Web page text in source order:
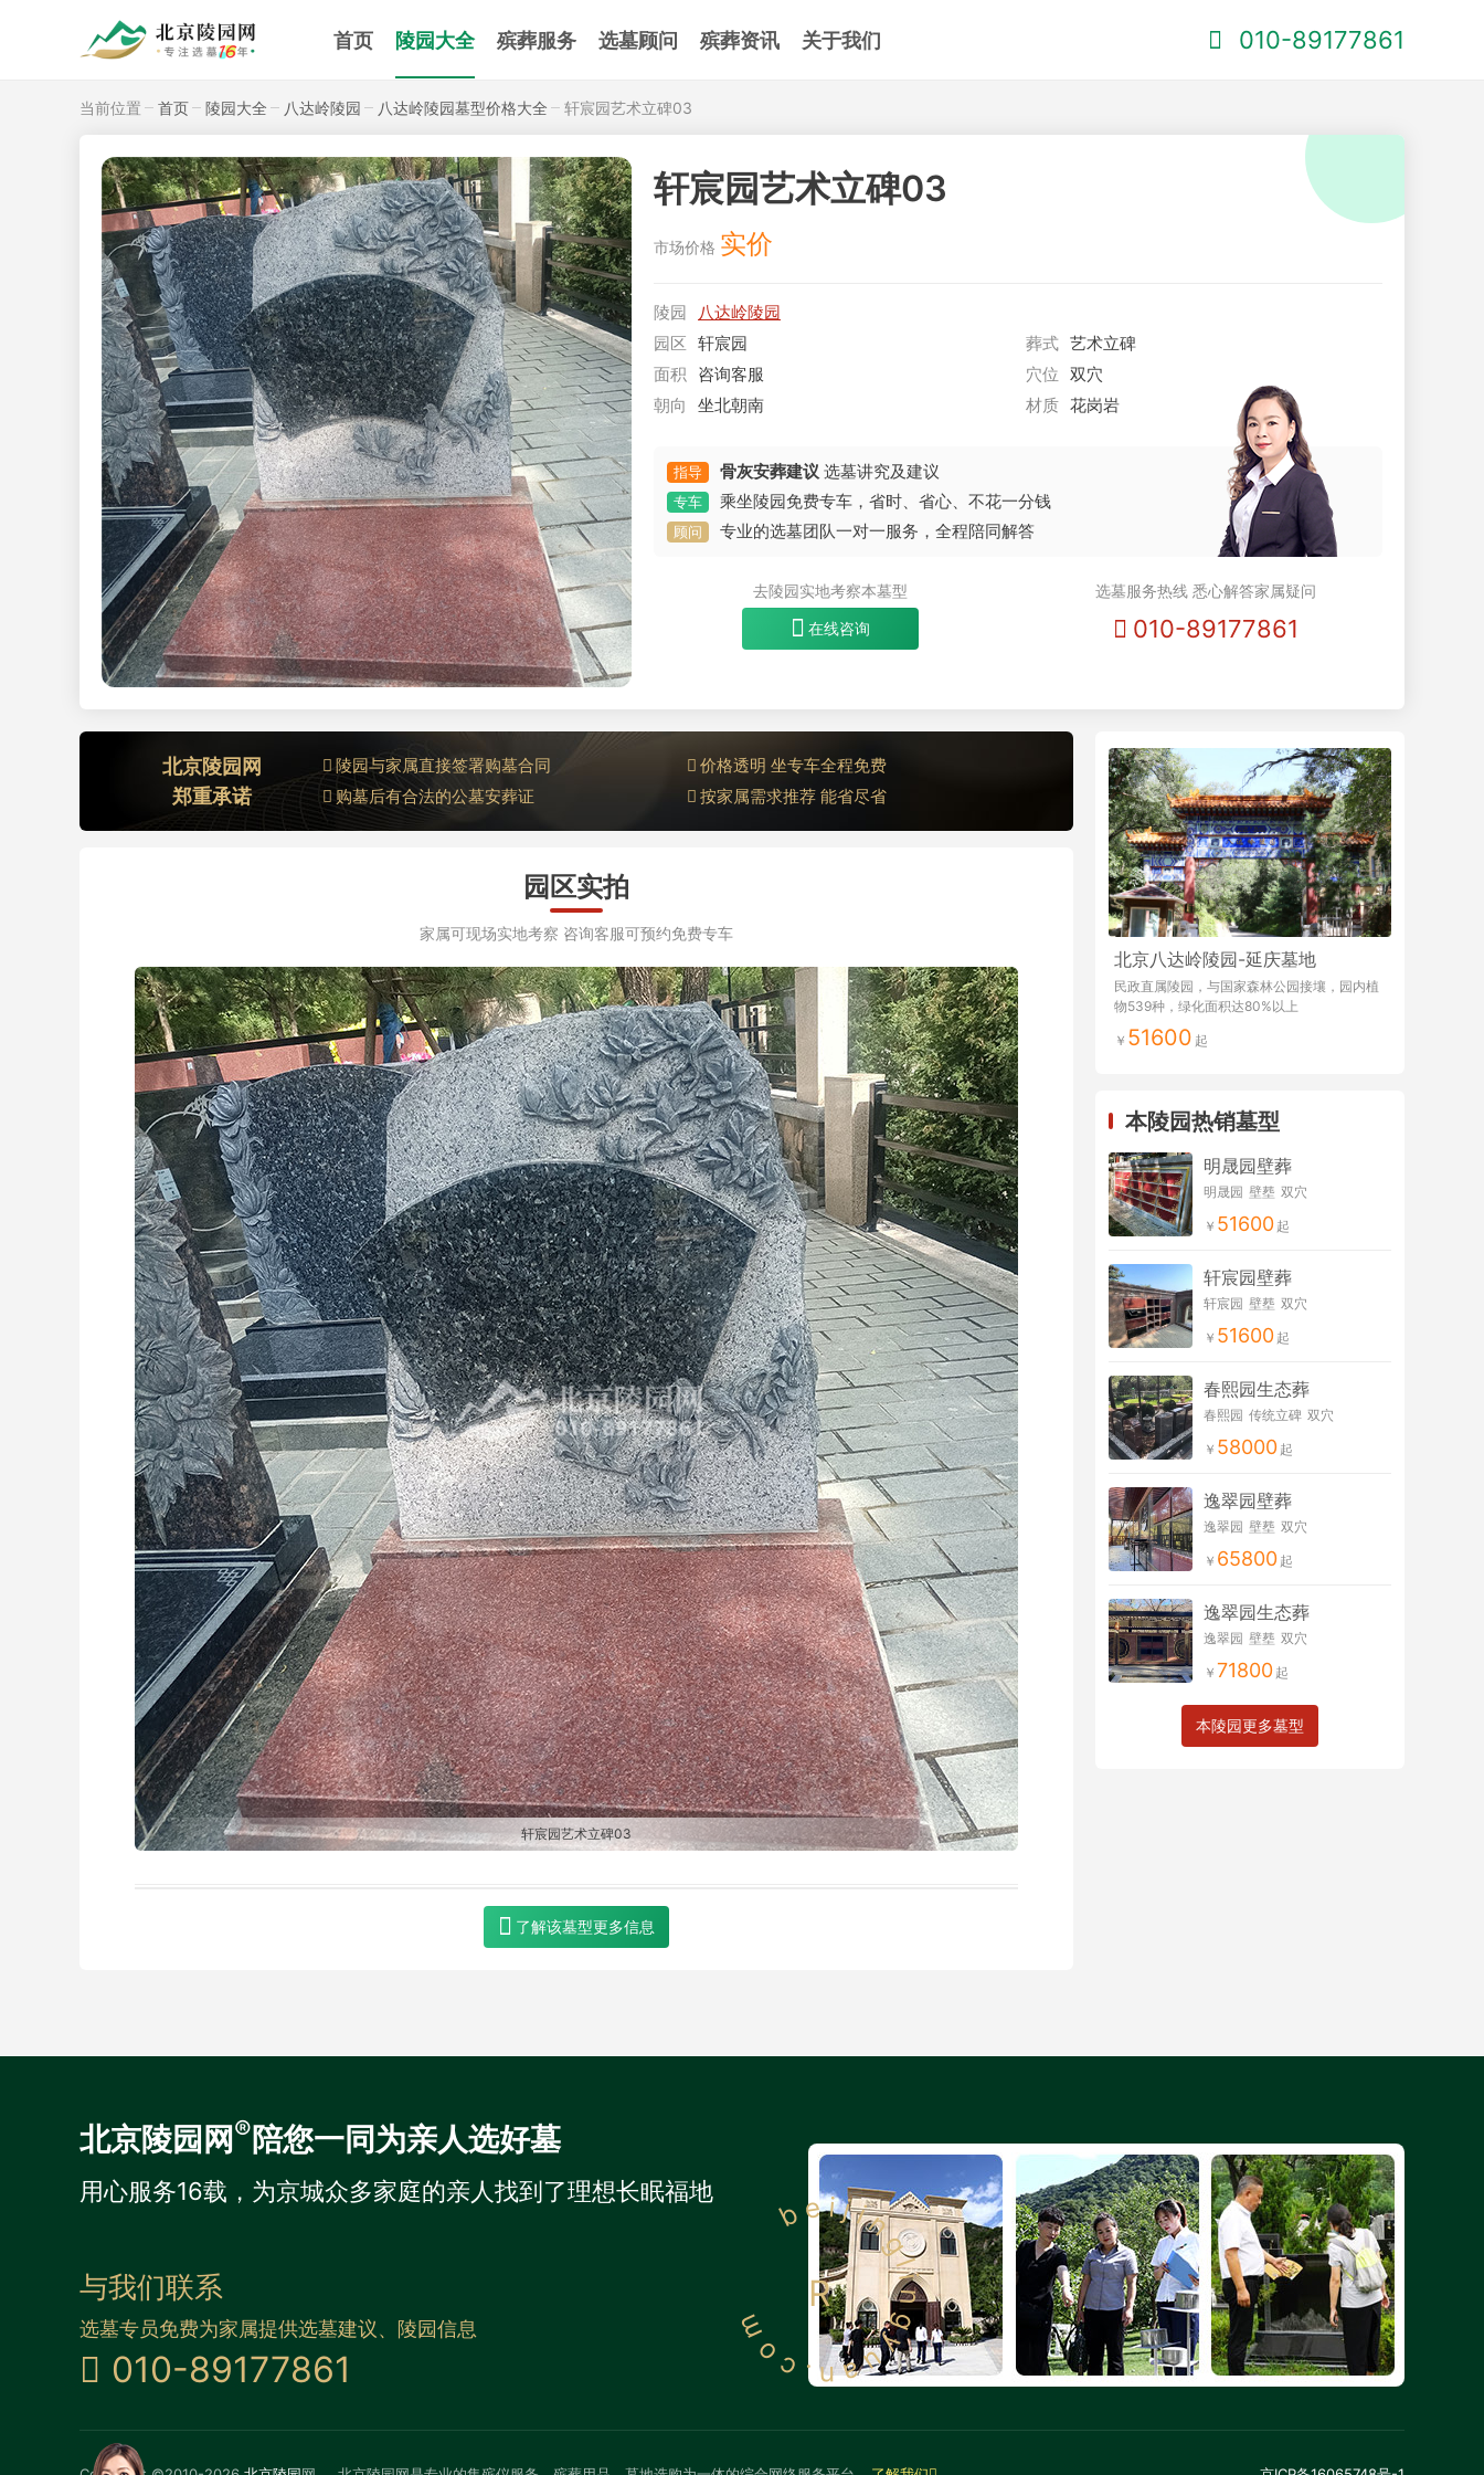
首页 陵园大全 殡葬服务 选墓顾问 殡葬资讯 关于我们 010-89177861
当前位置 首页 陵园大全 八达岭陵园 八达岭陵园墓型价格大全 轩宸园艺术立碑03
轩宸园艺术立碑03
市场价格 实价
陵园
八达岭陵园
园区 轩宸园 葬式 艺术立碑
面积
咨询客服 穴位 双穴
朝向
坐北朝南 材质 花岗岩
指导 骨灰安葬建议 选墓讲究及建议
专车 乘坐陵园免费专车，省时、省心、不花一分钱
顾问 专业的选墓团队一对一服务，全程陪同解答
去陵园实地考察本墓型
在线咨询
选墓服务热线 悉心解答家属疑问
010-89177861
北京陵园网
郑重承诺
陵园与家属直接签署购墓合同
价格透明 坐专车全程免费
购墓后有合法的公墓安葬证
按家属需求推荐 能省尽省
园区实拍
家属可现场实地考察 咨询客服可预约免费专车
轩宸园艺术立碑03
了解该墓型更多信息
北京八达岭陵园-延庆墓地
民政直属陵园，与国家森林公园接壤，园内植
物539种，绿化面积达80%以上
51600
本陵园热销墓型
明晟园壁葬
明晟园 壁塟 双穴
51600
轩宸园壁葬
轩宸园 壁塟 双穴
51600
春熙园生态葬
春熙园 传统立碑 双穴
58000
逸翠园壁葬
逸翠园 壁塟 双穴
65800
逸翠园生态葬
逸翠园 壁塟 双穴
71800
本陵园更多墓型
北京陵园网 ®陪您一同为亲人选好墓
用心服务16载，为京城众多家庭的亲人找到了理想长眠福地
与我们联系
选墓专员免费为家属提供选墓建议、陵园信息
010-89177861 beijinglingyuan.com
R